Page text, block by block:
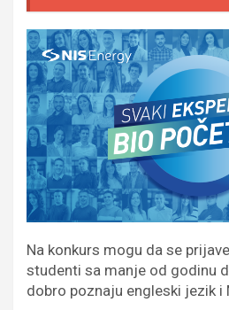
Na konkurs mogu da se
studenti sa manje od godinu
dobro poznaju engleski jezik i